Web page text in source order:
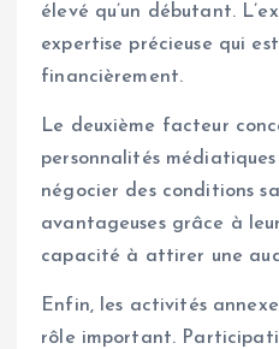
élevé qu’un débutant.
expertise précieuse qui
financièrement.
Le deuxième facteur
personnalités
négocier des conditions
avantageuses grâce à
capacité à attirer une
Enfin, les activités
rôle important.